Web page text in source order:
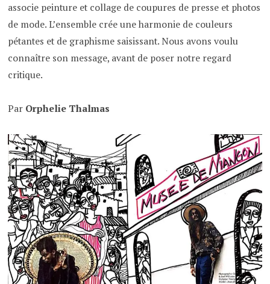
associe peinture et collage de coupures de presse et photos
de mode. L’ensemble crée une harmonie de couleurs
pétantes et de graphisme saisissant. Nous avons voulu
connaître son message, avant de poser notre regard
critique.
Par Orphelie Thalmas